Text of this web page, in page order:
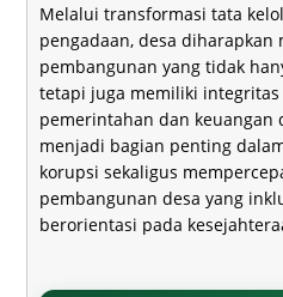
Melalui transformasi tata
pengadaan, desa
pembangunan yang tidak
tetapi juga memiliki
pemerintahan dan keuangan
menjadi bagian penting
korupsi sekaligus
pembangunan desa yang
berorientasi pada